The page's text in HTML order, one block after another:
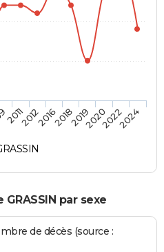
20112012201620182019202020222024
par sexe
de décès (source :